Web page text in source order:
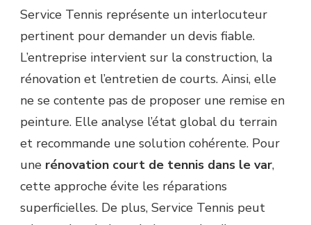
Service Tennis représente un interlocuteur
pertinent pour demander un devis fiable.
L’entreprise intervient sur la construction, la
rénovation et l’entretien de courts. Ainsi, elle
ne se contente pas de proposer une remise en
peinture. Elle analyse l’état global du terrain
et recommande une solution cohérente. Pour
une rénovation court de tennis dans le var,
cette approche évite les réparations
superficielles. De plus, Service Tennis peut